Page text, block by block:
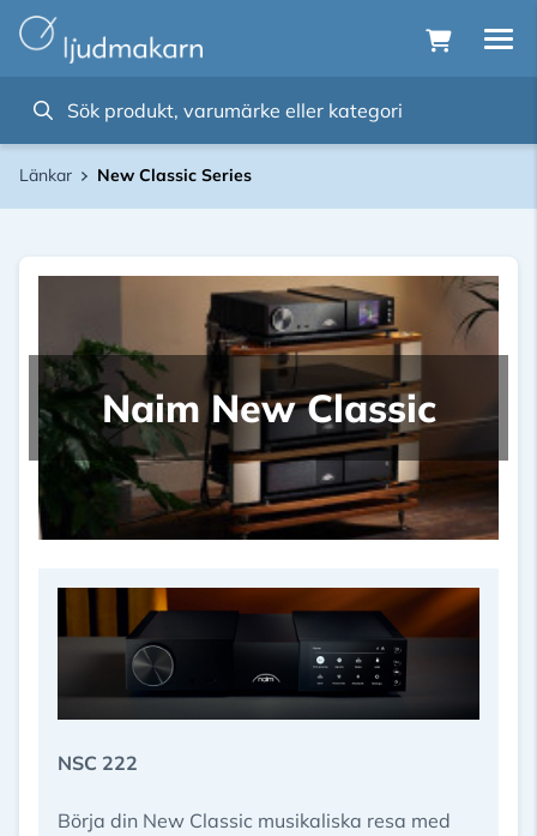
Länkar New Classic Series
Naim New Classic
NSC 222
Börja din New Classic musikaliska resa med